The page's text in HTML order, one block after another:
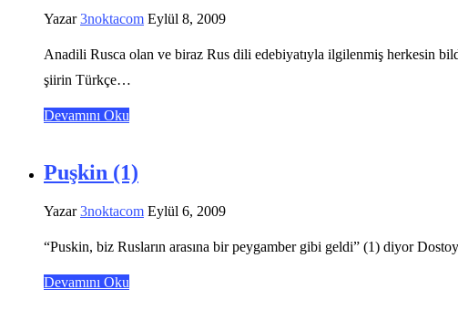
Yazar3noktacom Eylül 8, 2009
Anadili Rusca olan ve biraz Rus dili edebiyatıyla ilgilenmiş herkesin
şiirin Türkçe…
Devamını Oku
Puşkin (1)
Yazar3noktacom Eylül 6, 2009
“Puskin, biz Rusların arasına bir peygamber gibi geldi” (1) diyor
Devamını Oku